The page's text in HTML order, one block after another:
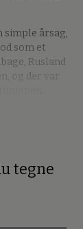
simple årsag,
som et
Rusland
og der var
tegne